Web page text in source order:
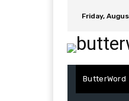
Friday,
ButterWord